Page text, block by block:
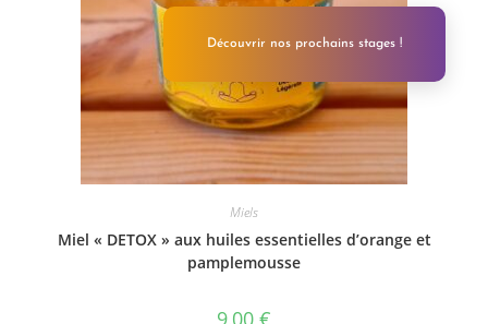
Découvrir nos prochains stages !
Miels
Miel « DETOX » aux huiles essentielles d’orange et
pamplemousse